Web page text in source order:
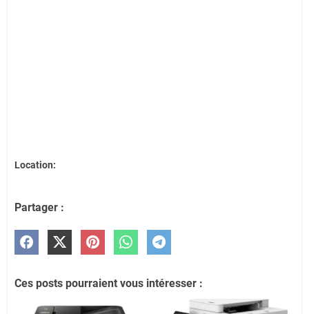
Location:
Partager :
Ces posts pourraient vous intéresser :